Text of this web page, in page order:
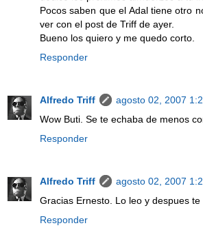
Pocos saben que el Adal tiene otro
ver con el post de Triff de ayer.
Bueno los quiero y me quedo corto.
Responder
Alfredo Triff
agosto 02, 2007
Wow Buti. Se te echaba de menos
Responder
Alfredo Triff
agosto 02, 2007
Gracias Ernesto. Lo leo y despues te
Responder